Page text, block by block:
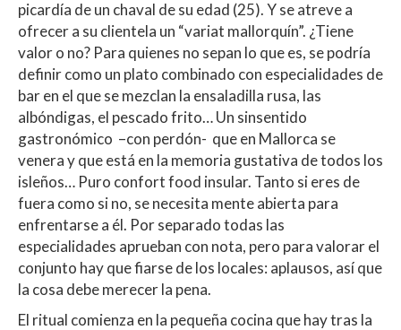
picardía de un chaval de su edad (25). Y se atreve a
ofrecer a su clientela un “variat mallorquín”. ¿Tiene
valor o no? Para quienes no sepan lo que es, se podría
definir como un plato combinado con especialidades de
bar en el que se mezclan la ensaladilla rusa, las
albóndigas, el pescado frito… Un sinsentido
gastronómico –con perdón- que en Mallorca se
venera y que está en la memoria gustativa de todos los
isleños… Puro confort food insular. Tanto si eres de
fuera como si no, se necesita mente abierta para
enfrentarse a él. Por separado todas las
especialidades aprueban con nota, pero para valorar el
conjunto hay que fiarse de los locales: aplausos, así que
la cosa debe merecer la pena.
El ritual comienza en la pequeña cocina que hay tras la